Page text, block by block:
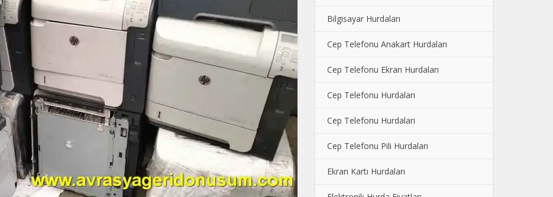
Bilgisayar Hurdaları
Cep Telefonu Anakart Hurdaları
Cep Telefonu Ekran Hurdaları
Cep Telefonu Hurdaları
Cep Telefonu Hurdaları
Cep Telefonu Pili Hurdaları
Ekran Kartı Hurdaları